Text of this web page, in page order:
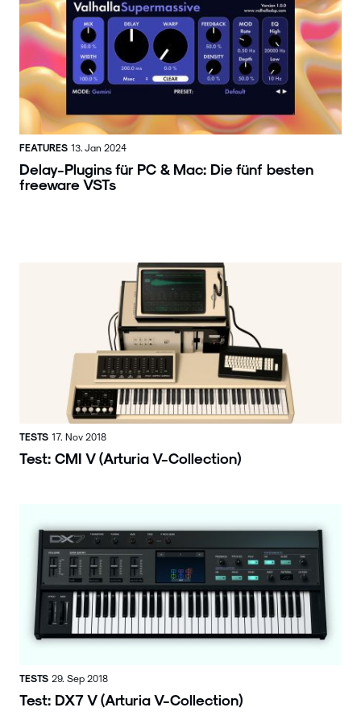
FEATURES 13. Jan 2024
Delay-Plugins für PC & Mac: Die fünf besten
freeware VSTs
TESTS 17. Nov 2018
Test: CMI V (Arturia V-Collection)
TESTS 29. Sep 2018
Test: DX7 V (Arturia V-Collection)